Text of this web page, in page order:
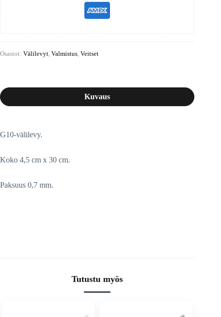
Osastot: Välilevyt Valmistus Veitset
Kuvaus
G10-välilevy.
Koko 4,5 cm x 30 cm.
Paksuus 0,7 mm.
Tutustu myös